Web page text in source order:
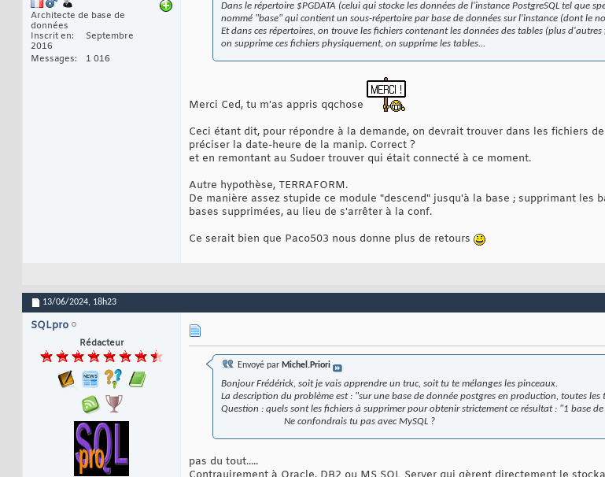
Architecte de base de
données
Inscrit en
Septembre
2016
Messages
1 016
Dans le répertoire $PGDATA (celui qui stocke les données de l'instance PostgreSQL tel que
nommé "base" qui contient un sous-répertoire par base de données sur l'instance (dont le
Et dans ces répertoires, on trouve les fichiers contenant les données des tables (plus
on supprime ces fichiers physiquement, on supprime les tables...
Merci Ced, tu m'as appris qqchose
Ceci étant dit, pour répondre à la demande, on devrait trouver dans les fichiers
préciser la date-heure de la manip. Correct ?
et en remontant au Sudoer trouver qui était connecté à ce moment.
Autre hypothèse, TERRAFORM.
De manière assez stupide ce module "descend" jusqu'à la base ; supprimant les
bases supprimées, au lieu de s'arrêter à la conf.
Ce serait bien que Paco503 nous donne plus de retours
13/06/2024, 18h23
SQLpro
Rédacteur
Envoyé par Michel.Priori
Bonjour Frédérick, soit je vais apprendre un truc, soit tu te mélanges les pinceaux.
La description du problème est : "sur une base de donnée postgres en production, toutes
Question : quels sont les fichiers à supprimer pour obtenir strictement ce résultat : "1 base
Ne confondrais tu pas avec MySQL ?
pas du tout.....